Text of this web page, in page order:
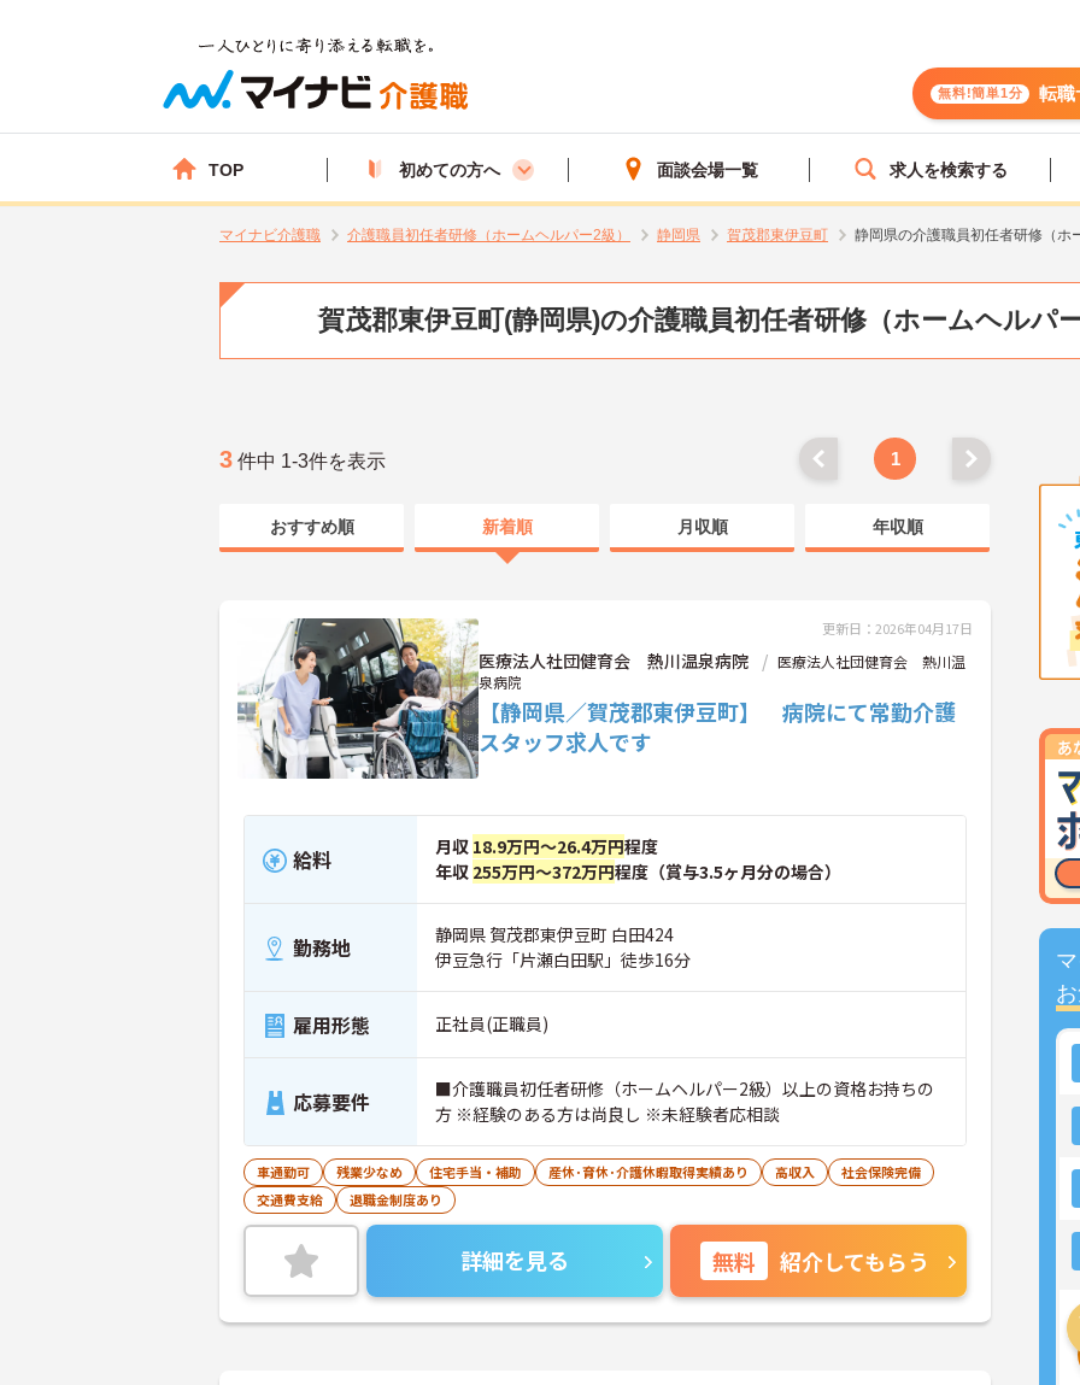
無料!簡単1分 転職
TOP 初めての方へ 面談会場一覧 求人を検索する
マイナビ介護職 介護職員初任者研修（ホームヘルパー2級） 静岡県 賀茂郡東伊豆町 静岡県の介護職員初任者研修（ホ
賀茂郡東伊豆町(静岡県)の介護職員初任者研修（ホームヘルパ
3 件中 1-3件を表示 1
おすすめ順 新着順 月収順 年収順
更新日：2026年04月17日
医療法人社団健育会 熱川温泉病院
医療法人社団健育会 熱川温
泉病院
【静岡県／賀茂郡東伊豆町】 病院にて常勤介護
スタッフ求人です
給料 月収 18.9万円～26.4万円程度
年収 255万円～372万円程度（賞与3.5ヶ月分の場合）
勤務地
静岡県 賀茂郡東伊豆町 白田424
伊豆急行「片瀬白田駅」徒歩16分
雇用形態 正社員(正職員)
応募要件
■介護職員初任者研修（ホームヘルパー2級）以上の資格お持ちの
方 ※経験のある方は尚良し ※未経験者応相談
車通勤可 残業少なめ 住宅手当・補助 産休･育休･介護休暇取得実績あり 高収入
社会保険完備
交通費支給
退職金制度あり
詳細を見る 無料 紹介してもらう